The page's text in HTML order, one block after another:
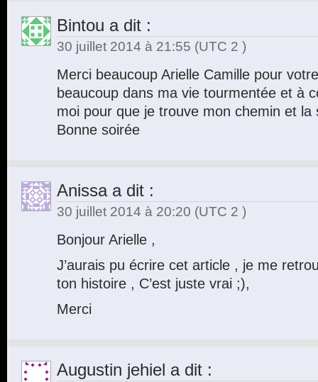
Bintou a dit :
30 juillet 2014 à 21:55 (UTC 2 )
Merci beaucoup Arielle Camille pour
beaucoup dans ma vie tourmentée et à
moi pour que je trouve mon chemin et
Bonne soirée
Anissaa dit :
30 juillet 2014 à 20:20 (UTC 2 )
Bonjour Arielle ,
J’aurais pu écrire cet article , je me
ton histoire , C’est juste vrai ;),
Merci
Augustin jehiel a dit :